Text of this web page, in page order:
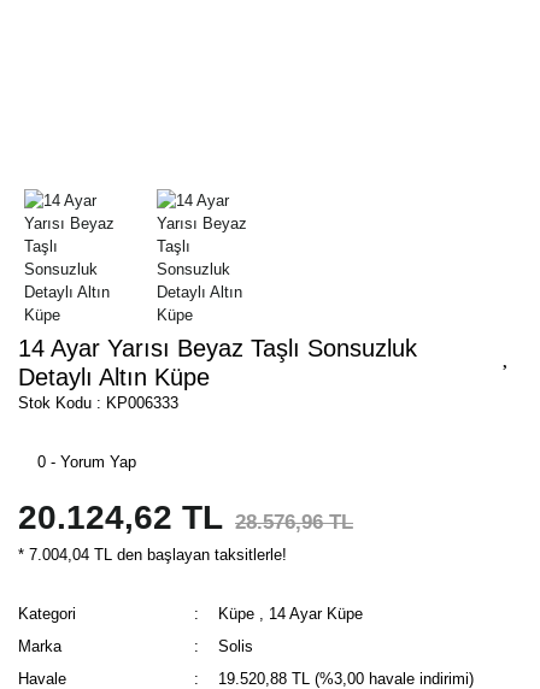
14 Ayar Yarısı Beyaz Taşlı Sonsuzluk
Detaylı Altın Küpe
Stok Kodu : KP006333
0 - Yorum Yap
20.124,62 TL 28.576,96 TL
* 7.004,04 TL den başlayan taksitlerle!
Kategori Küpe
14 Ayar Küpe
Marka
Solis
Havale
19.520,88 TL (%3,00 havale indirimi)